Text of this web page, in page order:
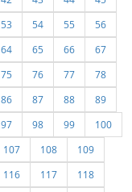
53 54 55
56
64 65 66
67
75 76 77
78
86 87 88
89
97 98 99
100
107 108
109
116 117
118